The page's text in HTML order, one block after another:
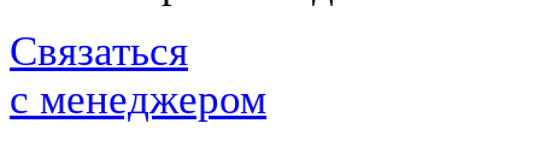
Связаться
с менеджером